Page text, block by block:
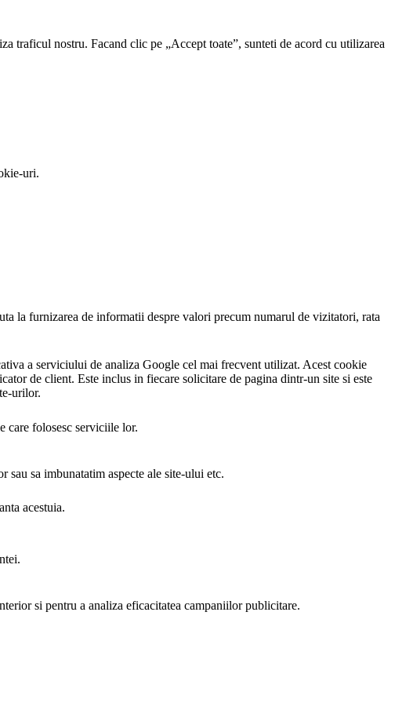
traficul nostru. Facand clic pe „Accept toate”, sunteti de acord cu utilizarea
uri.
la furnizarea de informatii despre valori precum numarul de vizitatori, rata
a serviciului de analiza Google cel mai frecvent utilizat. Acest cookie
de client. Este inclus in fiecare solicitare de pagina dintr-un site si este
urilor.
care folosesc serviciile lor.
sa imbunatatim aspecte ale site-ului etc.
acestuia.
si pentru a analiza eficacitatea campaniilor publicitare.